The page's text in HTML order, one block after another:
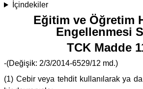
İçindekiler
Eğitim ve Öğretim
Engellenmesi
TCK Madde
-(Değişik: 2/3/2014-6529/12 md.)
(1) Cebir veya tehdit kullanılarak ya da